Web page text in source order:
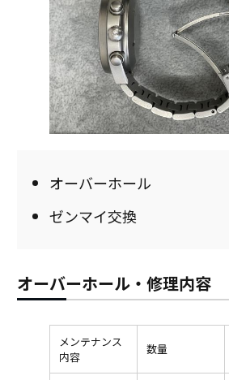
オーバーホール
ゼンマイ交換
オーバーホール・修理内容
メンテナンス
内容
数量